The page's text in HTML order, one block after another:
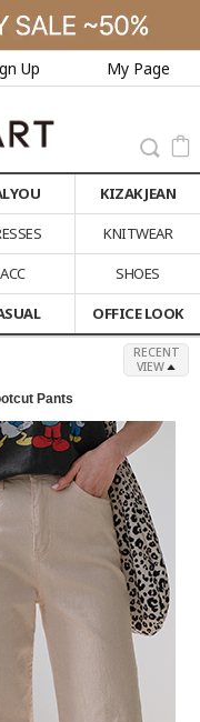
Up My Page
KIZAK JEAN
KNITWEAR
ACC
SHOES
OFFICE LOOK
RECENT
VIEW
Pants